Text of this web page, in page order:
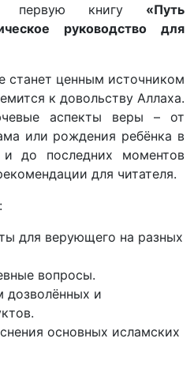
первую книгу «Путь
руководство для
станет ценным источником
к довольству Аллаха.
аспекты веры – от
или рождения ребёнка в
и до последних моментов
для читателя.
для верующего на разных
вопросы.
дозволённых и
основных исламских